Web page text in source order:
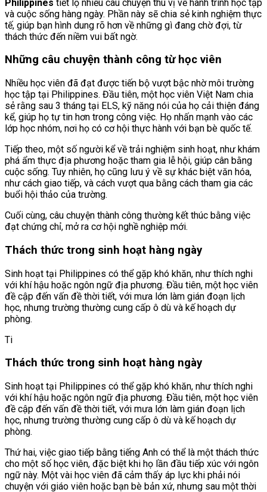
Philippines tiết lộ nhiều câu chuyện thú vị về hành trình học tập
và cuộc sống hàng ngày. Phần này sẽ chia sẻ kinh nghiệm thực
tế, giúp bạn hình dung rõ hơn về những gì đang chờ đợi, từ
thách thức đến niềm vui bất ngờ.
Những câu chuyện thành công từ học viên
Nhiều học viên đã đạt được tiến bộ vượt bậc nhờ môi trường
học tập tại Philippines. Đầu tiên, một học viên Việt Nam chia
sẻ rằng sau 3 tháng tại ELS, kỹ năng nói của họ cải thiện đáng
kể, giúp họ tự tin hơn trong công việc. Họ nhấn mạnh vào các
lớp học nhóm, nơi họ có cơ hội thực hành với bạn bè quốc tế.
Tiếp theo, một số người kể về trải nghiệm sinh hoạt, như khám
phá ẩm thực địa phương hoặc tham gia lễ hội, giúp cân bằng
cuộc sống. Tuy nhiên, họ cũng lưu ý về sự khác biệt văn hóa,
như cách giao tiếp, và cách vượt qua bằng cách tham gia các
buổi hội thảo của trường.
Cuối cùng, câu chuyện thành công thường kết thúc bằng việc
đạt chứng chỉ, mở ra cơ hội nghề nghiệp mới.
Thách thức trong sinh hoạt hàng ngày
Sinh hoạt tại Philippines có thể gặp khó khăn, như thích nghi
với khí hậu hoặc ngôn ngữ địa phương. Đầu tiên, một học viên
đề cập đến vấn đề thời tiết, với mưa lớn làm gián đoạn lịch
học, nhưng trường thường cung cấp ô dù và kế hoạch dự
phòng.
Ti
Thách thức trong sinh hoạt hàng ngày
Sinh hoạt tại Philippines có thể gặp khó khăn, như thích nghi
với khí hậu hoặc ngôn ngữ địa phương. Đầu tiên, một học viên
đề cập đến vấn đề thời tiết, với mưa lớn làm gián đoạn lịch
học, nhưng trường thường cung cấp ô dù và kế hoạch dự
phòng.
Thứ hai, việc giao tiếp bằng tiếng Anh có thể là một thách thức
cho một số học viên, đặc biệt khi họ lần đầu tiếp xúc với ngôn
ngữ này. Một vài học viên đã cảm thấy áp lực khi phải nói
chuyện với giáo viên hoặc bạn bè bản xứ, nhưng sau một thời